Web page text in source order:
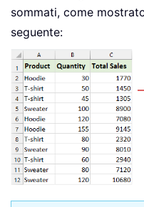
sommati, come
seguente: